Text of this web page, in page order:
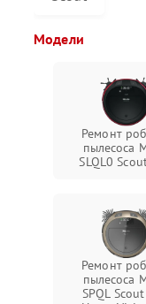
Модели
Ремонт
пылесоса
SLQL0
Ремонт
пылесоса
SPQL